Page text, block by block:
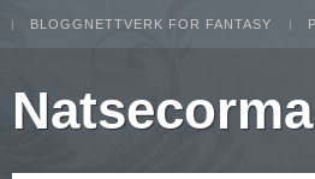
BLOGGNETTVERK FOR FANTASY